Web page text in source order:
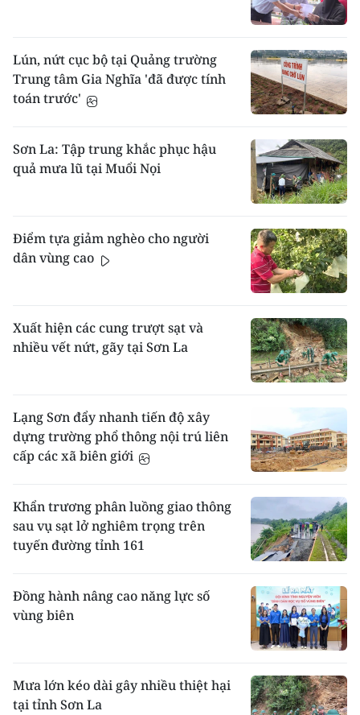
Lún, nứt cục bộ tại Quảng trường
Trung tâm Gia Nghĩa 'đã được tính
toán trước'
Sơn La: Tập trung khắc phục hậu
quả mưa lũ tại Muổi Nọi
Điểm tựa giảm nghèo cho người
dân vùng cao
Xuất hiện các cung trượt sạt và
nhiều vết nứt, gãy tại Sơn La
Lạng Sơn đẩy nhanh tiến độ xây
dựng trường phổ thông nội trú liên
cấp các xã biên giới
Khẩn trương phân luồng giao thông
sau vụ sạt lở nghiêm trọng trên
tuyến đường tỉnh 161
Đồng hành nâng cao năng lực số
vùng biên
Mưa lớn kéo dài gây nhiều thiệt hại
tại tỉnh Sơn La